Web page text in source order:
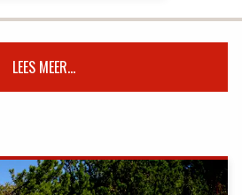
LEES MEER...